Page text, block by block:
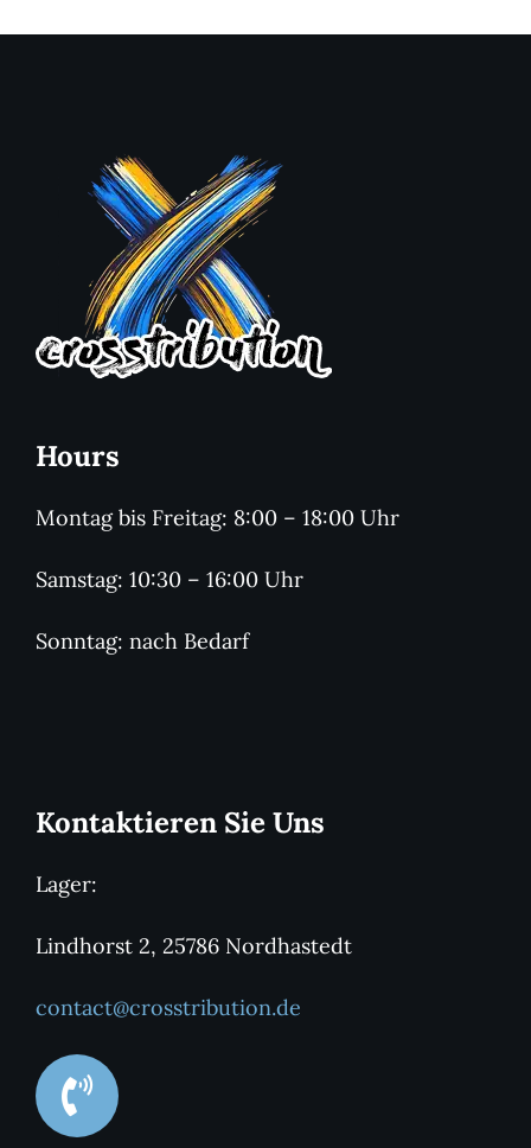
Hours
Montag bis Freitag: 8:00 – 18:00 Uhr
Samstag: 10:30 – 16:00 Uhr
Sonntag: nach Bedarf
Kontaktieren Sie Uns
Lager:
Lindhorst 2, 25786 Nordhastedt
contact@crosstribution.de